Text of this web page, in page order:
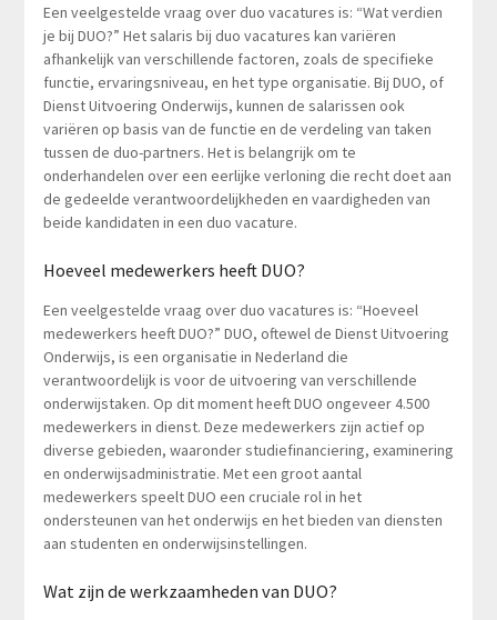
Een veelgestelde vraag over duo vacatures is: “Wat verdien
je bij DUO?” Het salaris bij duo vacatures kan variëren
afhankelijk van verschillende factoren, zoals de specifieke
functie, ervaringsniveau, en het type organisatie. Bij DUO, of
Dienst Uitvoering Onderwijs, kunnen de salarissen ook
variëren op basis van de functie en de verdeling van taken
tussen de duo-partners. Het is belangrijk om te
onderhandelen over een eerlijke verloning die recht doet aan
de gedeelde verantwoordelijkheden en vaardigheden van
beide kandidaten in een duo vacature.
Hoeveel medewerkers heeft DUO?
Een veelgestelde vraag over duo vacatures is: “Hoeveel
medewerkers heeft DUO?” DUO, oftewel de Dienst Uitvoering
Onderwijs, is een organisatie in Nederland die
verantwoordelijk is voor de uitvoering van verschillende
onderwijstaken. Op dit moment heeft DUO ongeveer 4.500
medewerkers in dienst. Deze medewerkers zijn actief op
diverse gebieden, waaronder studiefinanciering, examinering
en onderwijsadministratie. Met een groot aantal
medewerkers speelt DUO een cruciale rol in het
ondersteunen van het onderwijs en het bieden van diensten
aan studenten en onderwijsinstellingen.
Wat zijn de werkzaamheden van DUO?